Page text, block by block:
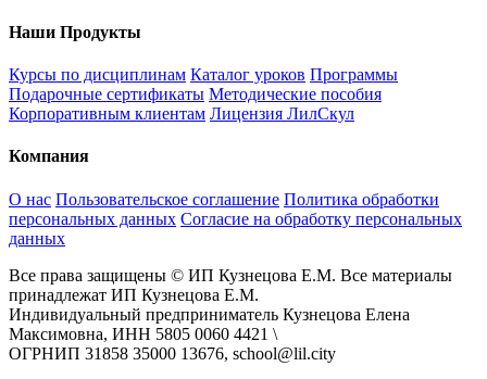
Наши Продукты
Курсы по дисциплинам Каталог уроков Программы
Подарочные сертификаты Методические пособия
Корпоративным клиентам Лицензия ЛилСкул
Компания
О нас Пользовательское соглашение Политика обработки
персональных данных Согласие на обработку персональных
данных
Все права защищены © ИП Кузнецова Е.М. Все материалы
принадлежат ИП Кузнецова Е.М.
Индивидуальный предприниматель Кузнецова Елена
Максимовна, ИНН 5805 0060 4421 \
ОГРНИП 31858 35000 13676, school@lil.city